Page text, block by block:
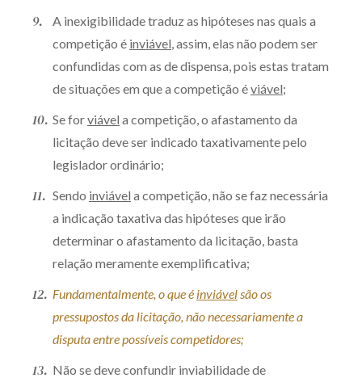
A inexigibilidade traduz as hipóteses nas quais a
competição é inviável, assim, elas não podem ser
confundidas com as de dispensa, pois estas tratam
de situações em que a competição éviável;
Se forviável a competição, o afastamento da
licitação deve ser indicado taxativamente pelo
legislador ordinário;
Sendo inviável a competição, não se faz necessária
a indicação taxativa das hipóteses que irão
determinar o afastamento da licitação, basta
relação meramente exemplificativa;
Fundamentalmente, o que é inviávelsão os
pressupostos da licitação, não necessariamente a
disputa entre possíveis competidores;
Não se deve confundir inviabilidade de